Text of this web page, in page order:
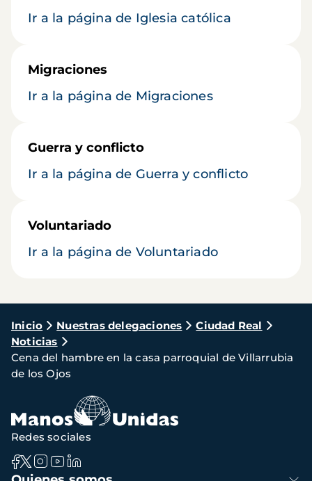
Ir a la página de Iglesia católica
Migraciones
Ir a la página de Migraciones
Guerra y conflicto
Ir a la página de Guerra y conflicto
Voluntariado
Ir a la página de Voluntariado
Ruta
de
navegación
Inicio Nuestras delegaciones
Ciudad Real
Noticias
Cena del hambre en la casa parroquial de Villarrubia
de los Ojos
Navegación
Redes sociales